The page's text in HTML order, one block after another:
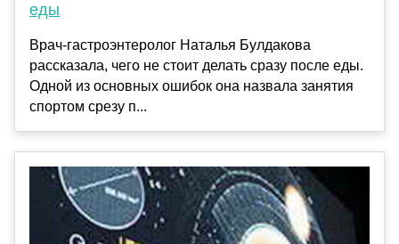
еды
Врач-гастроэнтеролог Наталья Булдакова
рассказала, чего не стоит делать сразу после еды.
Одной из основных ошибок она назвала занятия
спортом срезу п...